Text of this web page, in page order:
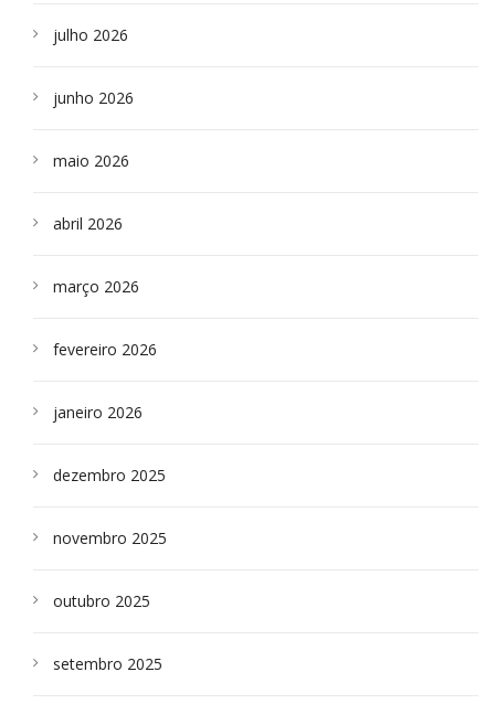
julho 2026
junho 2026
maio 2026
abril 2026
março 2026
fevereiro 2026
janeiro 2026
dezembro 2025
novembro 2025
outubro 2025
setembro 2025